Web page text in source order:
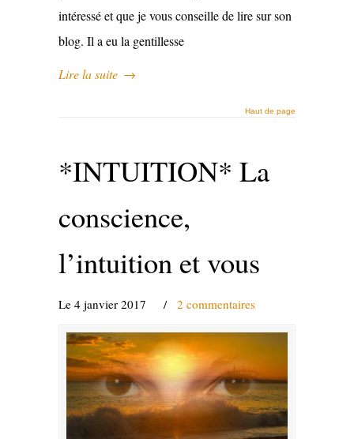
intéressé et que je vous conseille de lire sur son
blog. Il a eu la gentillesse
Lire la suite →
Haut de page
*INTUITION* La
conscience,
l’intuition et vous
Le 4 janvier 2017 / 2 commentaires